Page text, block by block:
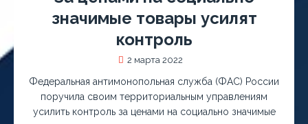
значимые товары усилят
контроль
2 марта 2022
Федеральная антимонопольная служба (ФАС) России
поручила своим территориальным управлениям
усилить контроль за ценами на социально значимые